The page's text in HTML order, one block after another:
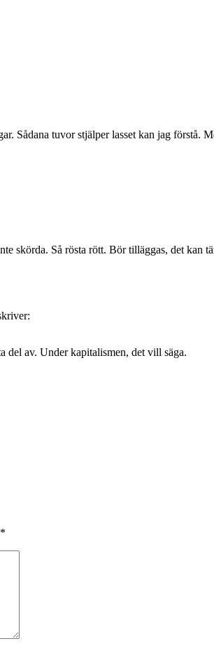
Sådana tuvor stjälper lasset kan jag förstå.
skörda. Så rösta rött. Bör tilläggas, det kan
del av. Under kapitalismen, det vill säga.
*